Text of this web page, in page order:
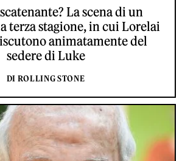
La scena di un
terza stagione, in cui Lorelai
animatamente del
sedere di Luke
DI ROLLING STONE